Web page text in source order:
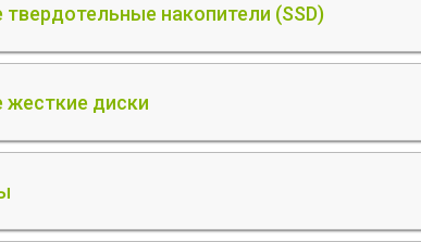
твердотельные накопители (SSD)
жесткие диски